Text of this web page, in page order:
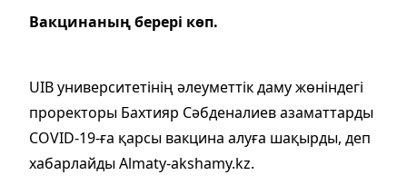
Вакцинаның берері көп.
UIB университетінің әлеуметтік даму жөніндегі
проректоры Бахтияр Сәбденалиев азаматтарды
COVID-19-ға қарсы вакцина алуға шақырды, деп
хабарлайды Almaty-akshamy.kz.